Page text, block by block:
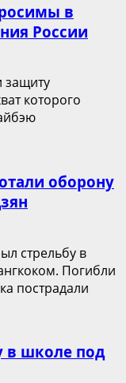
в
России
оборону
в школе под